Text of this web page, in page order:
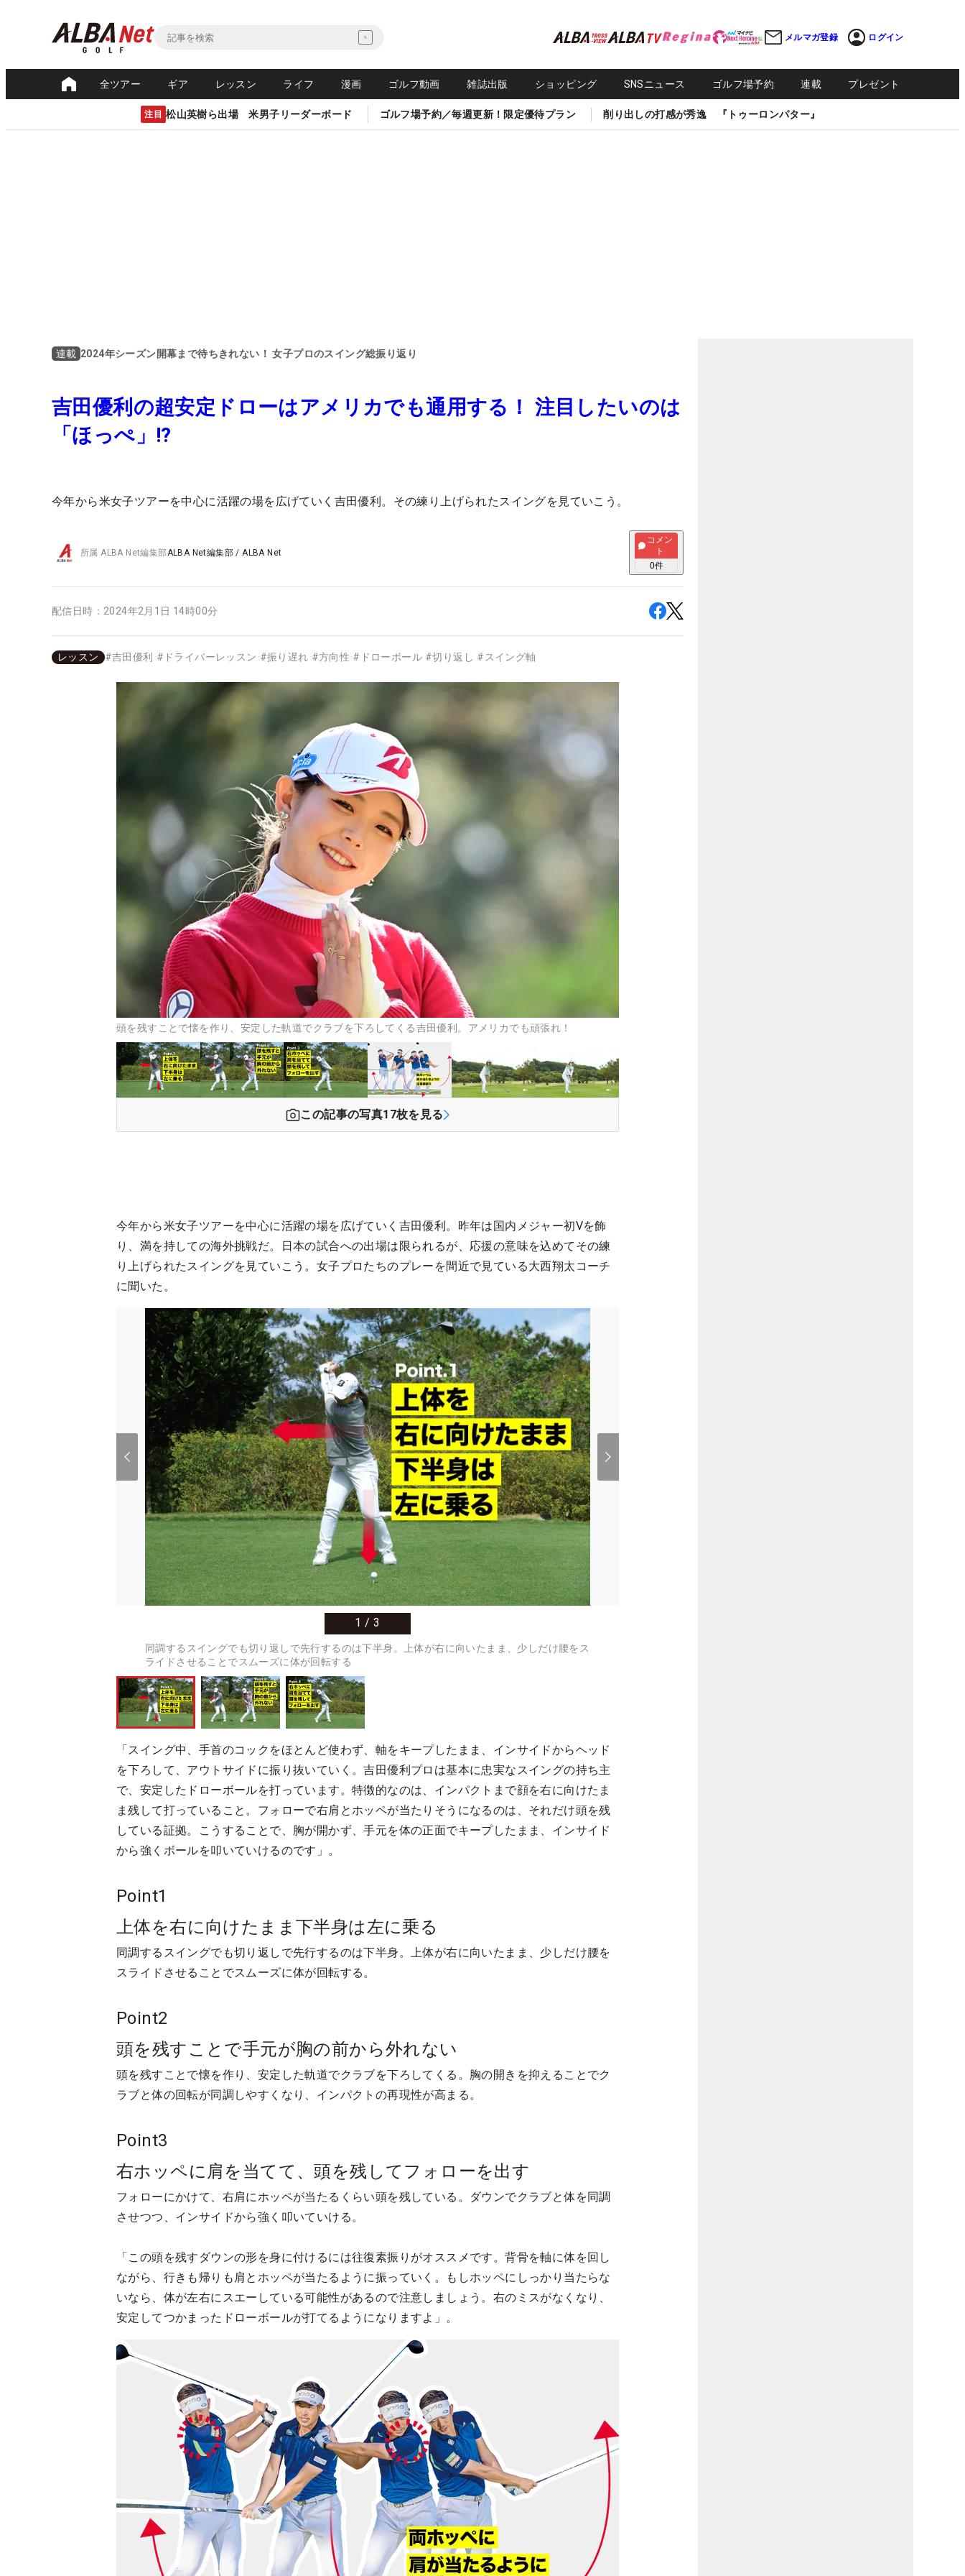
メルマガ登録 ログイン
全ツアー ギア レッスン ライフ 漫画 ゴルフ動画 雑誌出版 ショッピング SNSニュース ゴルフ場予約 連載 プレゼント
注目 松山英樹ら出場 米男子リーダーボード ゴルフ場予約／毎週更新！限定優待プラン 削り出しの打感が秀逸 『トゥーロンパター』
連載 2024年シーズン開幕まで待ちきれない！ 女子プロのスイング総振り返り
吉田優利の超安定ドローはアメリカでも通用する！ 注目したいのは
「ほっぺ」!?
今年から米女子ツアーを中心に活躍の場を広げていく吉田優利。その練り上げられたスイングを見ていこう。
所属 ALBA Net編集部ALBA Net編集部 / ALBA Net
コメン
ト
0件
配信日時： 2024年2月1日 14時00分
レッスン #吉田優利 # ドライバーレッスン #振り遅れ #方向性 # ドローボール #切り返し # スイング軸
頭を残すことで懐を作り、安定した軌道でクラブを下ろしてくる吉田優利。アメリカでも頑張れ！
この記事の写真17枚を見る
今年から米女子ツアーを中心に活躍の場を広げていく吉田優利。昨年は国内メジャー初Vを飾
り、満を持しての海外挑戦だ。日本の試合への出場は限られるが、応援の意味を込めてその練
り上げられたスイングを見ていこう。女子プロたちのプレーを間近で見ている大西翔太コーチ
に聞いた。
1 /3
同調するスイングでも切り返しで先行するのは下半身。上体が右に向いたまま、少しだけ腰をス
ライドさせることでスムーズに体が回転する
「スイング中、手首のコックをほとんど使わず、軸をキープしたまま、インサイドからヘッド
を下ろして、アウトサイドに振り抜いていく。吉田優利プロは基本に忠実なスイングの持ち主
で、安定したドローボールを打っています。特徴的なのは、インパクトまで顔を右に向けたま
ま残して打っていること。フォローで右肩とホッペが当たりそうになるのは、それだけ頭を残
している証拠。こうすることで、胸が開かず、手元を体の正面でキープしたまま、インサイド
から強くボールを叩いていけるのです」。
Point1
上体を右に向けたまま下半身は左に乗る
同調するスイングでも切り返しで先行するのは下半身。上体が右に向いたまま、少しだけ腰を
スライドさせることでスムーズに体が回転する。
Point2
頭を残すことで手元が胸の前から外れない
頭を残すことで懐を作り、安定した軌道でクラブを下ろしてくる。胸の開きを抑えることでク
ラブと体の回転が同調しやすくなり、インパクトの再現性が高まる。
Point3
右ホッペに肩を当てて、頭を残してフォローを出す
フォローにかけて、右肩にホッペが当たるくらい頭を残している。ダウンでクラブと体を同調
させつつ、インサイドから強く叩いていける。
「この頭を残すダウンの形を身に付けるには往復素振りがオススメです。背骨を軸に体を回し
ながら、行きも帰りも肩とホッペが当たるように振っていく。もしホッペにしっかり当たらな
いなら、体が左右にスエーしている可能性があるので注意しましょう。右のミスがなくなり、
安定してつかまったドローボールが打てるようになりますよ」。